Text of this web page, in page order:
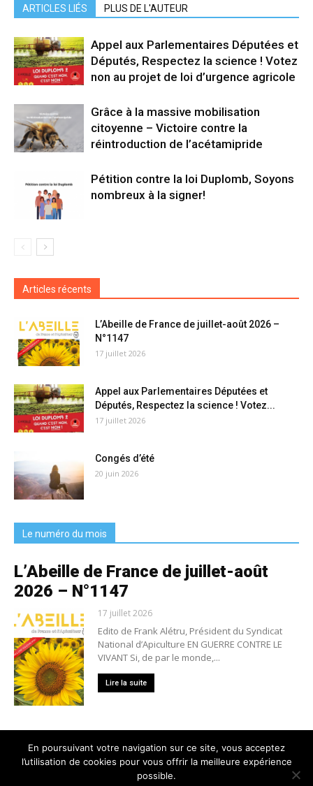
ARTICLES LIÉS PLUS DE L'AUTEUR
Appel aux Parlementaires Députées et
Députés, Respectez la science ! Votez
non au projet de loi d’urgence agricole
Grâce à la massive mobilisation
citoyenne – Victoire contre la
réintroduction de l’acétamipride
Pétition contre la loi Duplomb, Soyons
nombreux à la signer!
Articles récents
L’Abeille de France de juillet-août 2026 –
N°1147
17 juillet 2026
Appel aux Parlementaires Députées et
Députés, Respectez la science ! Votez...
17 juillet 2026
Congés d’été
20 juin 2026
Le numéro du mois
L’Abeille de France de juillet-août
2026 – N°1147
17 juillet 2026
Edito de Frank Alétru, Président du Syndicat
National d’Apiculture EN GUERRE CONTRE LE
VIVANT Si, de par le monde,...
Lire la suite
Nous contacter
Conditions générales de vente
Politique de confidentialité
En poursuivant votre navigation sur ce site, vous acceptez
l’utilisation de cookies pour vous offrir la meilleure expérience
possible.